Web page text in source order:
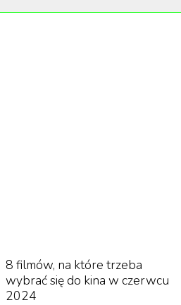
8 filmów, na które trzeba
wybrać się do kina w czerwcu
2024